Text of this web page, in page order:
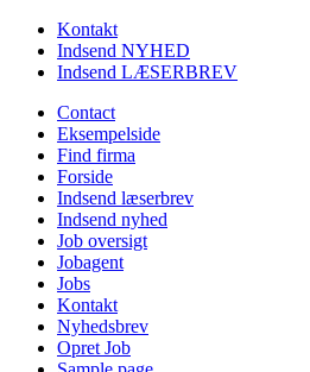
Kontakt
Indsend NYHED
Indsend LÆSERBREV
Contact
Eksempelside
Find firma
Forside
Indsend læserbrev
Indsend nyhed
Job oversigt
Jobagent
Jobs
Kontakt
Nyhedsbrev
Opret Job